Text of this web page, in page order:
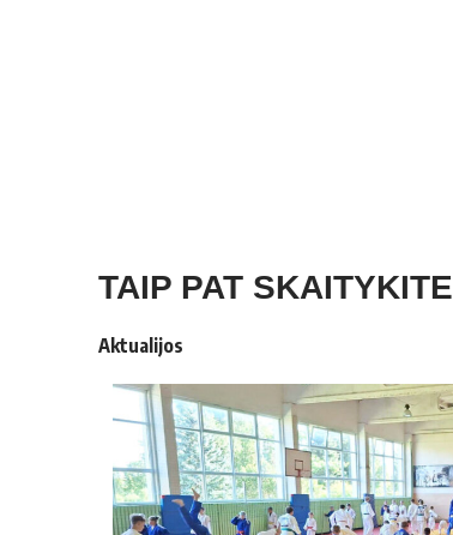
TAIP PAT SKAITYKITE
Aktualijos